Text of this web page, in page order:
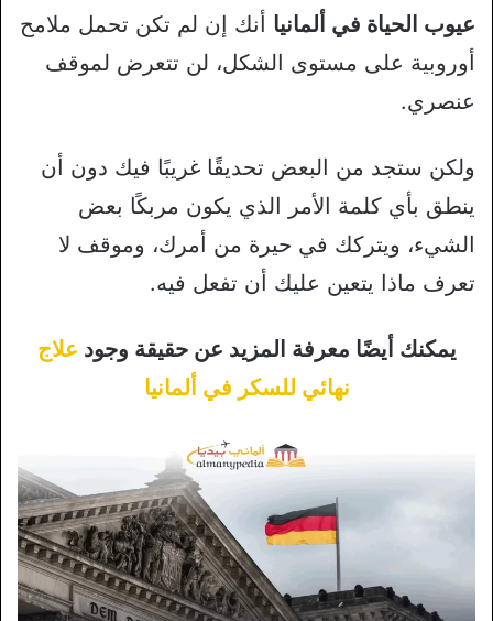
عيوب الحياة في ألمانيا أنك إن لم تكن تحمل ملامح
أوروبية على مستوى الشكل، لن تتعرض لموقف
عنصري.
ولكن ستجد من البعض تحديقًا غريبًا فيك دون أن
ينطق بأي كلمة الأمر الذي يكون مربكًا بعض
الشيء، ويتركك في حيرة من أمرك، وموقف لا
تعرف ماذا يتعين عليك أن تفعل فيه.
يمكنك أيضًا معرفة المزيد عن حقيقة وجود علاج
نهائي للسكر في ألمانيا